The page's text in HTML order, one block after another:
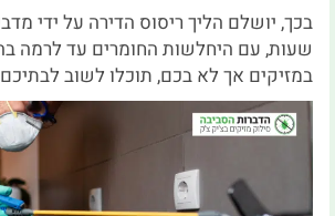
בכך, יושלם הליך ריסוס הדירה על ידי
שעות, עם היחלשות החומרים עד לרמה
במזיקים אך לא בכם, תוכלו לשוב